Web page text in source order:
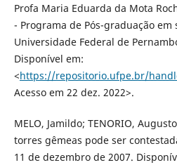
Profa Maria Eduarda da Mota
- Programa de Pós-graduação em
Universidade Federal de
Disponível em:
<https://repositorio.ufpe.br/
Acesso em 22 dez. 2022>.
MELO, Jamildo; TENORIO,
torres gêmeas pode ser
11 de dezembro de 2007.